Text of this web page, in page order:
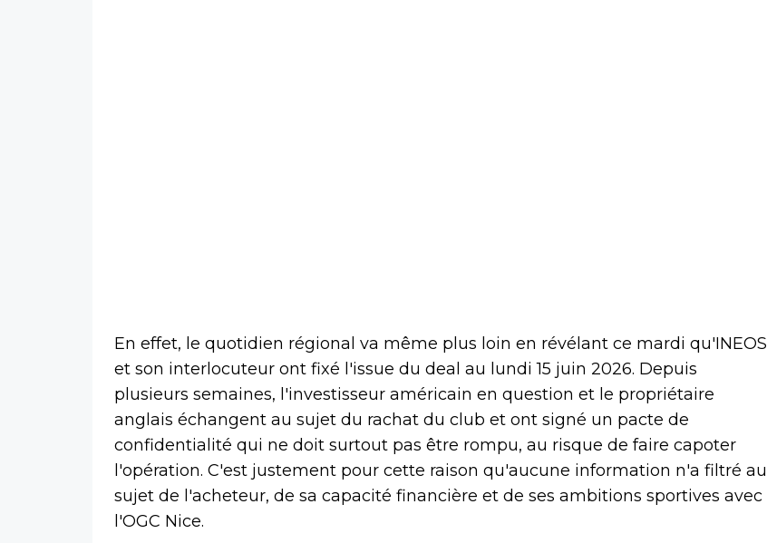
En effet, le quotidien régional va même plus loin en révélant ce mardi qu'INEOS
et son interlocuteur ont fixé l'issue du deal au lundi 15 juin 2026. Depuis
plusieurs semaines, l'investisseur américain en question et le propriétaire
anglais échangent au sujet du rachat du club et ont signé un pacte de
confidentialité qui ne doit surtout pas être rompu, au risque de faire capoter
l'opération. C'est justement pour cette raison qu'aucune information n'a filtré au
sujet de l'acheteur, de sa capacité financière et de ses ambitions sportives avec
l'OGC Nice.